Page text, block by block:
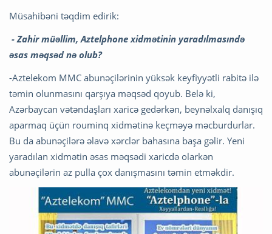
Müsahibəni təqdim edirik:
- Zahir müəllim, Aztelphone xidmətinin yaradılmasındə
əsas məqsəd nə olub?
-Aztelekom MMC abunəçilərinin yüksək keyfiyyətli rabitə ilə
təmin olunmasını qarşıya məqsəd qoyub. Belə ki,
Azərbaycan vətəndaşları xaricə gedərkən, beynəlxalq danışıq
aparmaq üçün rouminq xidmətinə keçməyə məcburdurlar.
Bu da abunəçilərə əlavə xərclər bahasına başa gəlir. Yeni
yaradılan xidmətin əsas məqsədi xaricdə olarkən
abunəçilərin az pulla çox danışmasını təmin etməkdir.